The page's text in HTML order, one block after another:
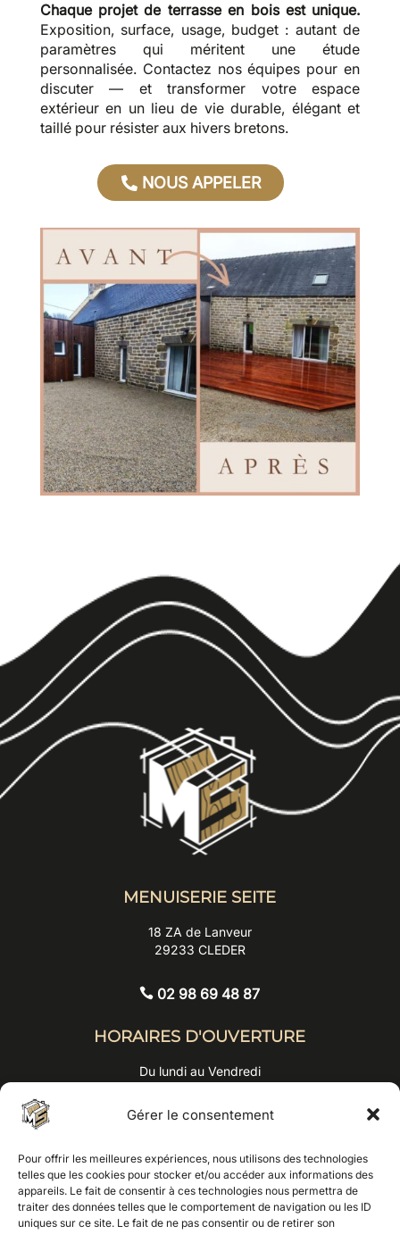
Gérer le consentement
Pour offrir les meilleures expériences, nous utilisons des technologies
telles que les cookies pour stocker et/ou accéder aux informations des
appareils. Le fait de consentir à ces technologies nous permettra de
traiter des données telles que le comportement de navigation ou les ID
uniques sur ce site. Le fait de ne pas consentir ou de retirer son
Chaque projet de terrasse en bois est unique.
Exposition, surface, usage, budget : autant de
paramètres qui méritent une étude
personnalisée. Contactez nos équipes pour en
discuter — et transformer votre espace
extérieur en un lieu de vie durable, élégant et
taillé pour résister aux hivers bretons.
NOUS APPELER
MENUISERIE SEITE
18 ZA de Lanveur
29233 CLEDER

HORAIRES D'OUVERTURE
Du lundi au Vendredi
13h30 - 17h30
NOUS ÉCRIRE
NOUS APPELER